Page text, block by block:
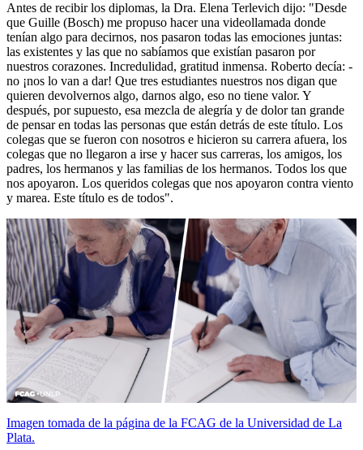
Antes de recibir los diplomas, la Dra. Elena Terlevich dijo: "Desde
que Guille (Bosch) me propuso hacer una videollamada donde
tenían algo para decirnos, nos pasaron todas las emociones juntas:
las existentes y las que no sabíamos que existían pasaron por
nuestros corazones. Incredulidad, gratitud inmensa. Roberto decía: -
no ¡nos lo van a dar! Que tres estudiantes nuestros nos digan que
quieren devolvernos algo, darnos algo, eso no tiene valor. Y
después, por supuesto, esa mezcla de alegría y de dolor tan grande
de pensar en todas las personas que están detrás de este título. Los
colegas que se fueron con nosotros e hicieron su carrera afuera, los
colegas que no llegaron a irse y hacer sus carreras, los amigos, los
padres, los hermanos y las familias de los hermanos. Todos los que
nos apoyaron. Los queridos colegas que nos apoyaron contra viento
y marea. Este título es de todos".
Imagen tomada de la página de la FCAG de la Universidad de La
Plata.